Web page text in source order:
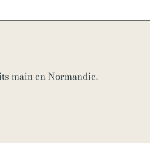
main en Normandie.